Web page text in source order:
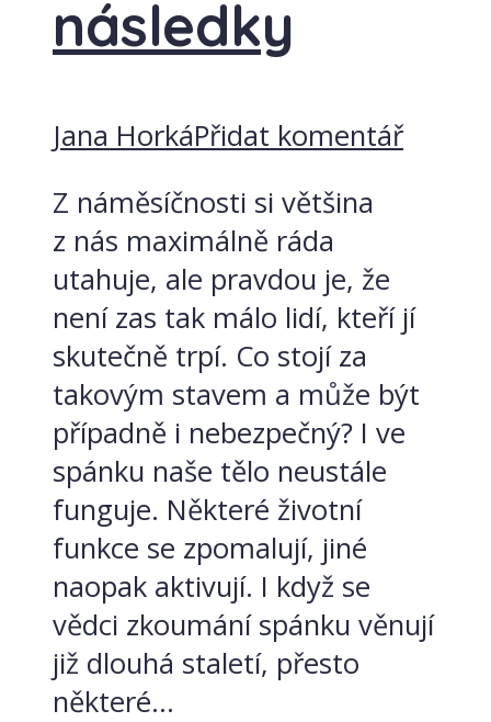
následky
Jana HorkáPřidat komentář
Z náměsíčnosti si většina
z nás maximálně ráda
utahuje, ale pravdou je, že
není zas tak málo lidí, kteří jí
skutečně trpí. Co stojí za
takovým stavem a může být
případně i nebezpečný? I ve
spánku naše tělo neustále
funguje. Některé životní
funkce se zpomalují, jiné
naopak aktivují. I když se
vědci zkoumání spánku věnují
již dlouhá staletí, přesto
některé...